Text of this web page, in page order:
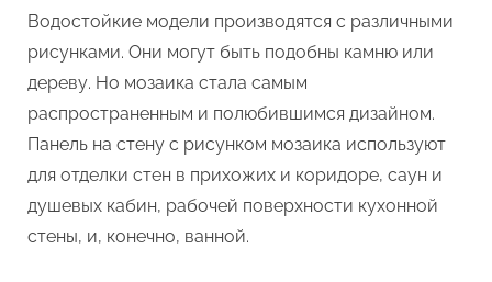
Водостойкие модели производятся с различными
рисунками. Они могут быть подобны камню или
дереву. Но мозаика стала самым
распространенным и полюбившимся дизайном.
Панель на стену с рисунком мозаика используют
для отделки стен в прихожих и коридоре, саун и
душевых кабин, рабочей поверхности кухонной
стены, и, конечно, ванной.